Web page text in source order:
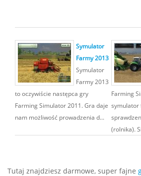
Symulator
Farmy 2013
Symulator
Farmy 2013
to oczywiście następca gry
Farming Simulator 2011. Gra daje
nam możliwość prowadzenia d...
Farming
symulator
(rolnika).
Tutaj znajdziesz darmowe, super fajne